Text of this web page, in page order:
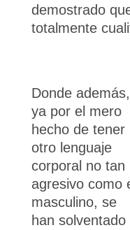
demostrado
totalmente
Donde además,
ya por el mero
hecho de tener
otro lenguaje
corporal no tan
agresivo como
masculino, se
han solventado